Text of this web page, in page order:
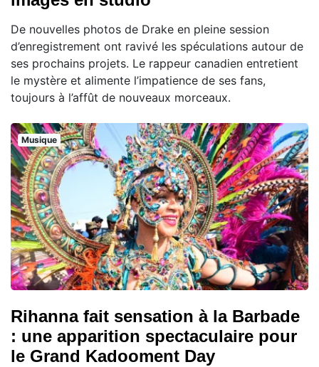
De nouvelles photos de Drake en pleine session
d’enregistrement ont ravivé les spéculations autour de
ses prochains projets. Le rappeur canadien entretient
le mystère et alimente l’impatience de ses fans,
toujours à l’affût de nouveaux morceaux.
Musique
Rihanna fait sensation à la Barbade
: une apparition spectaculaire pour
le Grand Kadooment Day